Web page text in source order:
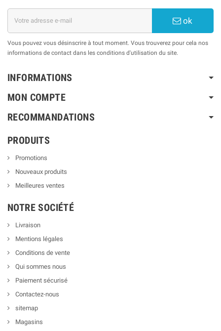
ok
Vous pouvez vous désinscrire à tout moment. Vous trouverez pour cela nos
informations de contact dans les conditions d'utilisation du site.
INFORMATIONS
MON COMPTE
RECOMMANDATIONS
PRODUITS
Promotions
Nouveaux produits
Meilleures ventes
NOTRE SOCIÉTÉ
Livraison
Mentions légales
Conditions de vente
Qui sommes nous
Paiement sécurisé
Contactez-nous
sitemap
Magasins